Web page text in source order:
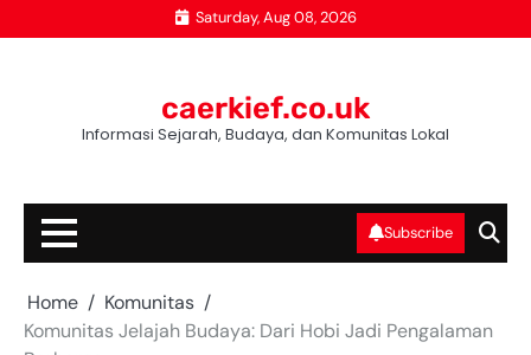
to
Saturday, Aug 08, 2026
caerkief.co.uk
Informasi Sejarah, Budaya, dan Komunitas Lokal
Subscribe
Home
Komunitas
Komunitas Jelajah Budaya: Dari Hobi Jadi Pengalaman